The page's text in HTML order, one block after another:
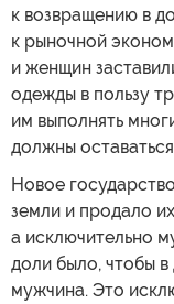
к возвращению в
к рыночной
и женщин
одежды в пользу
им выполнять
должны
Новое
земли и продало
а исключительно
доли было, чтобы
мужчина. Это